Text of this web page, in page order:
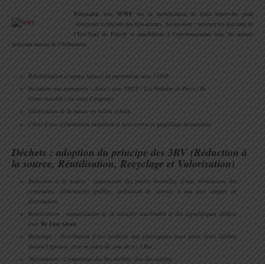
Partenariat avec WWF sur la mobilisation de leurs bénévoles pour
constituer la brigade des Eco-acteurs. Sa mission : nettoyer les parcours de
l’Eco-Trail de Paris® et sensibiliser à l’environnement tous les acteurs
gravitant autour de l’événement.
Réhabilitation d’espace naturel en partenariat avec l’ONF,
Incitation aux transports « doux » avec SNCF / Les Vedettes de Paris / Be
Green Autolib / Au vieux Campeurs,
Valorisation de la nature en milieu urbain,
Choix d’une alimentation raisonnée et lutte contre le gaspillage alimentaire.
Déchets : adoption du principe des 3RV (Réduction à
la source, Réutilisation, Recyclage et Valorisation)
Réduction à la source : suppression des petites bouteilles d’eau, élimination des
contenants, alimentaires jetables, utilisation de citernes à eau avec rampes de
distribution,
Réutilisation : mutualisation de la vaisselle réutilisable et des signalétiques déchets
avec We Love Green,
Recyclage : Distribution d’une pochette aux participants pour gérer leurs déchets
durant l’épreuve, mise en place de zone de tri 3 flux…
Valorisation : Compostage des bio-déchets, don des surplus…